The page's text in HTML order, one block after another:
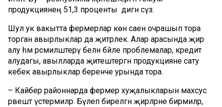
продукциянең 51,3 проценты дигән сүз.
Шул ук вакытта фермерлар көн саен очрашып тора
торган авырлыклар да җитәрлек. Алар арасында җир
алу һәм рәсмиләштерү белән бәйле проблемалар, кредит
алудагы, авылларда җитештергән продукцияне сату
кебек авырлыклар беренче урында тора.
– Кайбер районнарда фермер хуҗалыкларын махсус
рәвештә үстермиләр. Бүлеп бирелгән җирләрне бирмиләр,